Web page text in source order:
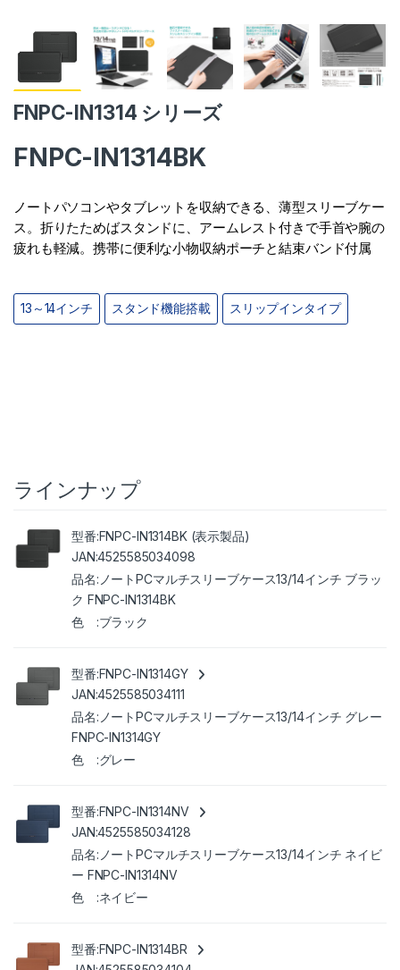
FNPC-IN1314 シリーズ
FNPC-IN1314BK
ノートパソコンやタブレットを収納できる、薄型スリーブケー
ス。折りたためばスタンドに、アームレスト付きで手首や腕の
疲れも軽減。携帯に便利な小物収納ポーチと結束バンド付属
13～14インチ スタンド機能搭載 スリップインタイプ
ラインナップ
FNPC-IN1314BK (表示製品)
4525585034098
ノートPCマルチスリーブケース13/14インチ ブラッ
ク FNPC-IN1314BK
ブラック
FNPC-IN1314GY
4525585034111
ノートPCマルチスリーブケース13/14インチ グレー
FNPC-IN1314GY
グレー
FNPC-IN1314NV
4525585034128
ノートPCマルチスリーブケース13/14インチ ネイビ
ー FNPC-IN1314NV
ネイビー
FNPC-IN1314BR